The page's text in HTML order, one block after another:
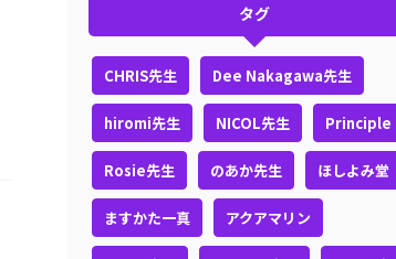
タグ
CHRIS先生 Dee Nakagawa先生
hiromi先生 NICOL先生 Principle
Rosie先生 のあか先生 ほしよみ堂
ますかた一真 アクアマリン